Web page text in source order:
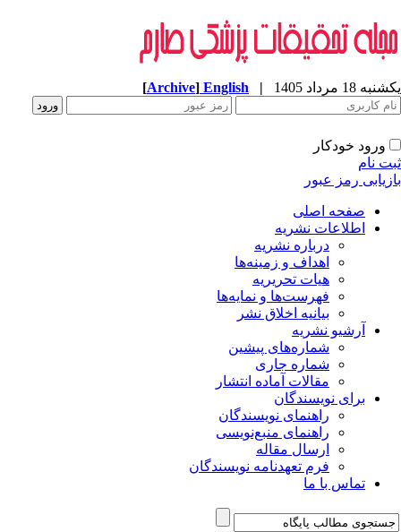
18 مرداد 1405 |
English
[Archive]
ورود خودکار
نام
رمز عبور
صفحه اصلی
اطلاعات نشریه
درباره نشریه
اهداف و زمینه‌ها
هیات تحریریه
فهرست‌ها و نمایه‌ها
بیانیه اخلاق نشر
آرشیو نشریه
شماره‌های پیشین
شماره جاری
مقالات آماده انتشار
برای نویسندگان
راهنمای نویسندگان
راهنمای منبع‌نویسی
ارسال مقاله
فرم تعهدنامه نویسندگان
تماس با ما